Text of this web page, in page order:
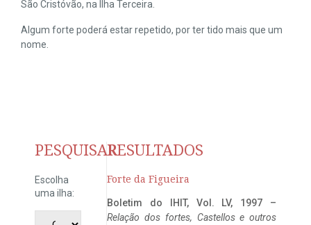
São Cristóvão, na Ilha Terceira.
Algum forte poderá estar repetido, por ter tido mais que um
nome.
PESQUISAR
Escolha
uma ilha:
RESULTADOS
Forte da Figueira
Boletim do IHIT, Vol. LV, 1997 –
Relação dos fortes, Castellos e outros